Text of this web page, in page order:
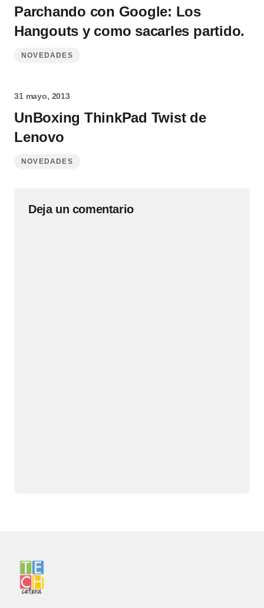
Parchando con Google: Los
Hangouts y como sacarles partido.
NOVEDADES
31 mayo, 2013
UnBoxing ThinkPad Twist de
Lenovo
NOVEDADES
Deja un comentario